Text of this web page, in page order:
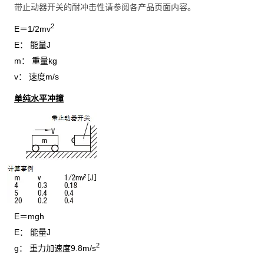
带止动器开关的耐冲击性请参阅各产品页面内容。
E＝1/2mv2
E： 能量J
m： 重量kg
v： 速度m/s
单纯水平冲撞
E＝mgh
E： 能量J
g： 重力加速度9.8m/s2